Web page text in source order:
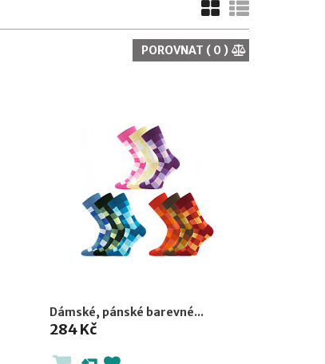
POROVNAT ( 0)
Dámské, pánské barevné...
284 Kč